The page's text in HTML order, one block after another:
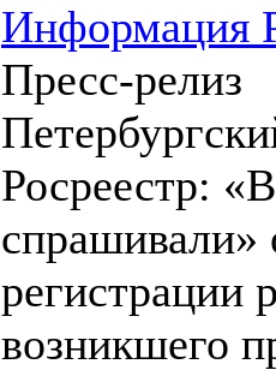
Информация
Пресс-релиз
Росреестр:
спрашивали»
регистрации
возникшего